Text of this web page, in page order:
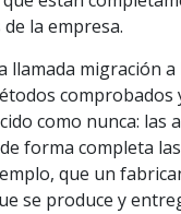
la empresa.
llamada migración
como nunca: las
forma completa
que un
se produce y